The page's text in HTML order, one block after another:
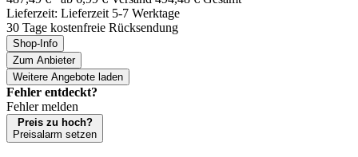
Lieferzeit: Lieferzeit 5-7 Werktage
30 Tage kostenfreie Rücksendung
Shop-Info
Zum Anbieter
Weitere Angebote laden
Fehler entdeckt?
Fehler melden
Preis zu hoch?
Preisalarm setzen